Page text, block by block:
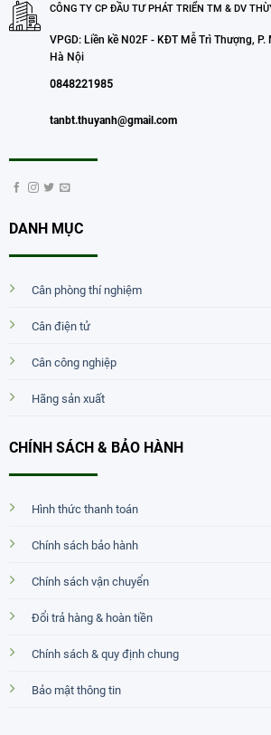
CÔNG TY CP ĐẦU TƯ PHÁT TRIỂN TM & DV
VPGD: Liền kề N02F - KĐT Mễ Trì Thượng, P.
Hà Nội
0848221985
tanbt.thuyanh@gmail.com
DANH MỤC
Cân phòng thí nghiệm
Cân điện tử
Cân công nghiệp
Hãng sản xuất
CHÍNH SÁCH & BẢO HÀNH
Hình thức thanh toán
Chính sách bảo hành
Chính sách vận chuyển
Đổi trả hàng & hoàn tiền
Chính sách & quy định chung
Bảo mật thông tin